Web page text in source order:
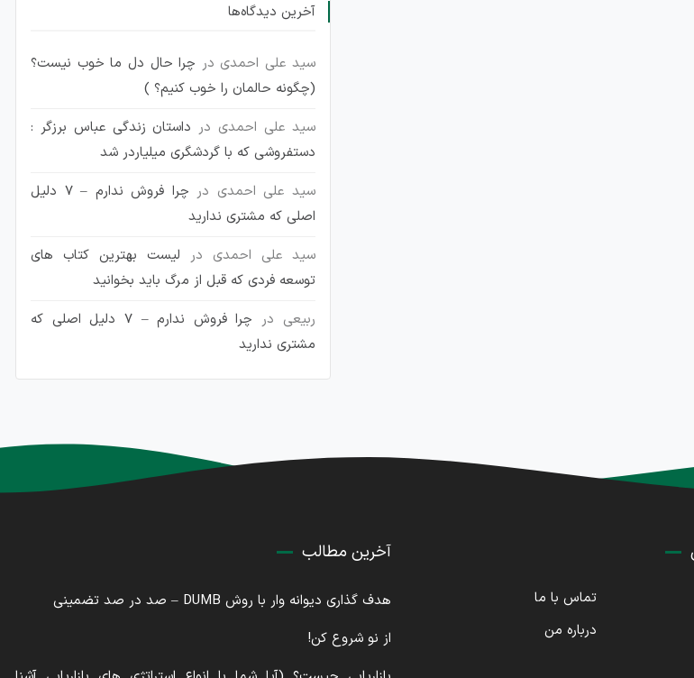
آخرین دیدگاه‌ها
سید علی احمدی در چرا حال دل ما خوب نیست؟
(چگونه حالمان را خوب کنیم؟ )
سید علی احمدی در داستان زندگی عباس برزگر :
دستفروشی که با گردشگری میلیاردر شد
سید علی احمدی در
چرا فروش ندارم – 7 دلیل
اصلی که مشتری ندارید
سید علی احمدی در لیست بهترین کتاب های
توسعه فردی که قبل از مرگ باید بخوانید
ربیعی در
چرا فروش ندارم – 7 دلیل اصلی که
مشتری ندارید
تماس با ما
درباره من
آخرین مطالب
هدف گذاری دیوانه وار با روش DUMB – صد در صد تضمینی
از نو شروع کن!